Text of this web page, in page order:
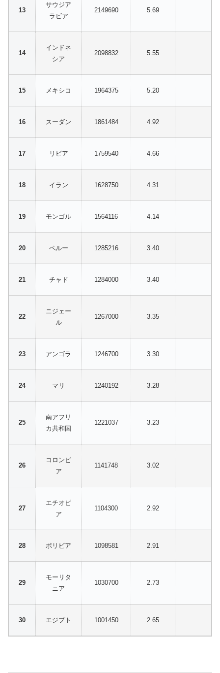
サウジア
ラビア
2149690 5.69
インドネ
シア
2098832 5.55
メキシコ 1964375 5.20
スーダン 1861484 4.92
リビア 1759540 4.66
イラン 1628750 4.31
モンゴル 1564116 4.14
ペルー 1285216 3.40
チャド 1284000 3.40
ニジェー
ル
1267000 3.35
アンゴラ 1246700 3.30
マリ 1240192 3.28
南アフリ
カ共和国
1221037 3.23
コロンビ
ア
1141748 3.02
エチオピ
ア
1104300 2.92
ボリビア 1098581 2.91
モーリタ
ニア
1030700 2.73
エジプト 1001450 2.65